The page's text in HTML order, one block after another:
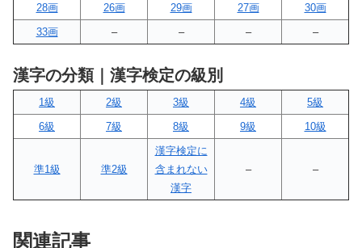
28画
26画 29画 27画
30画
33画
– – – –
漢字の分類｜漢字検定の級別
1級 2級 3級 4級
5級
6級
7級 8級 9級 10級
準1級 準2級
漢字検定に
含まれない
漢字
– –
関連記事